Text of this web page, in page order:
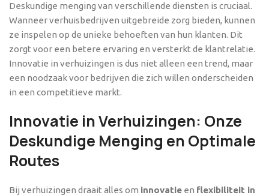
Deskundige menging van verschillende diensten is cruciaal.
Wanneer verhuisbedrijven uitgebreide zorg bieden, kunnen
ze inspelen op de unieke behoeften van hun klanten. Dit
zorgt voor een betere ervaring en versterkt de klantrelatie.
Innovatie in verhuizingen is dus niet alleen een trend, maar
een noodzaak voor bedrijven die zich willen onderscheiden
in een competitieve markt.
Innovatie in Verhuizingen: Onze
Deskundige Menging en Optimale
Routes
Bij verhuizingen draait alles om innovatie en flexibiliteit in